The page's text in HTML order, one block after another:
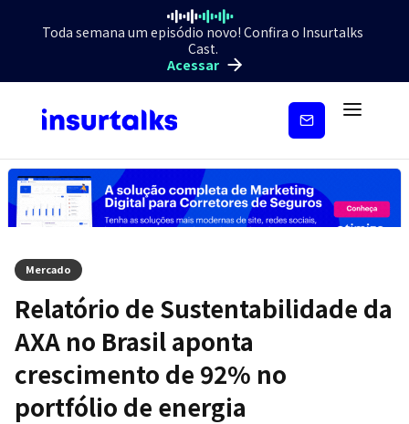
Toda semana um episódio novo! Confira o Insurtalks
Cast.
Acessar
Inscreva-
Mercado
Relatório de Sustentabilidade da
AXA no Brasil aponta
crescimento de 92% no
portfólio de energia